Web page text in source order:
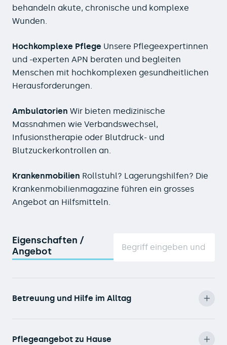
behandeln akute, chronische und komplexe
Wunden.
Hochkomplexe Pflege Unsere Pflegeexpertinnen
und -experten APN beraten und begleiten
Menschen mit hochkomplexen gesundheitlichen
Herausforderungen.
Ambulatorien Wir bieten medizinische
Massnahmen wie Verbandswechsel,
Infusionstherapie oder Blutdruck- und
Blutzuckerkontrollen an.
Krankenmobilien Rollstuhl? Lagerungshilfen? Die
Krankenmobilienmagazine führen ein grosses
Angebot an Hilfsmitteln.
Eigenschaften /
Angebot
Betreuung und Hilfe im Alltag
Pflegeangebot zu Hause